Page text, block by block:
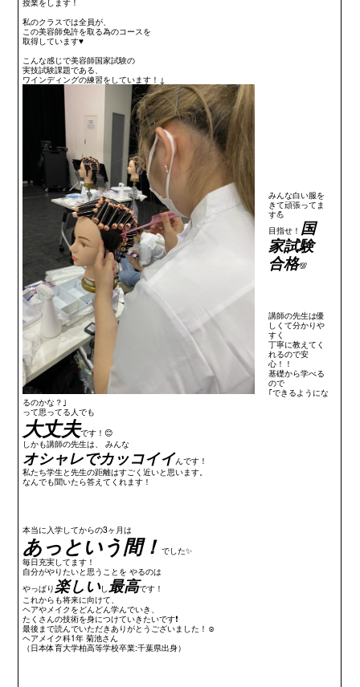
私のクラスでは全員が、
この美容師免許を取る為のコースを
取得しています♥
こんな感じで美容師国家試験の
実技試験課題である、
ワインディングの練習をしています！↓
みんな白い服を
きて頑張ってま
す💪
目指せ！ 国
家試験
合格💯
講師の先生は優
しくて分かりや
すく
丁寧に教えてく
れるので安
心！！
基礎から学べる
ので
｢できるようにな
るのかな？｣
って思ってる人でも
大丈夫です！😊
しかも講師の先生は、 みんな
オシャレでカッコイイんです！
私たち学生と先生の距離はすごく近いと思います。
なんでも聞いたら答えてくれます！
本当に入学してからの3ヶ月は
あっという間！でした✨
毎日充実してます！
自分がやりたいと思うことを やるのは
やっぱり 楽しいし最高です！
これからも将来に向けて、
ヘアやメイクをどんどん学んでいき、
たくさんの技術を身につけていきたいです❗
最後まで読んでいただきありがとうございました！☺️
ヘアメイク科1年 菊池さん
（日本体育大学柏高等学校卒業:千葉県出身）